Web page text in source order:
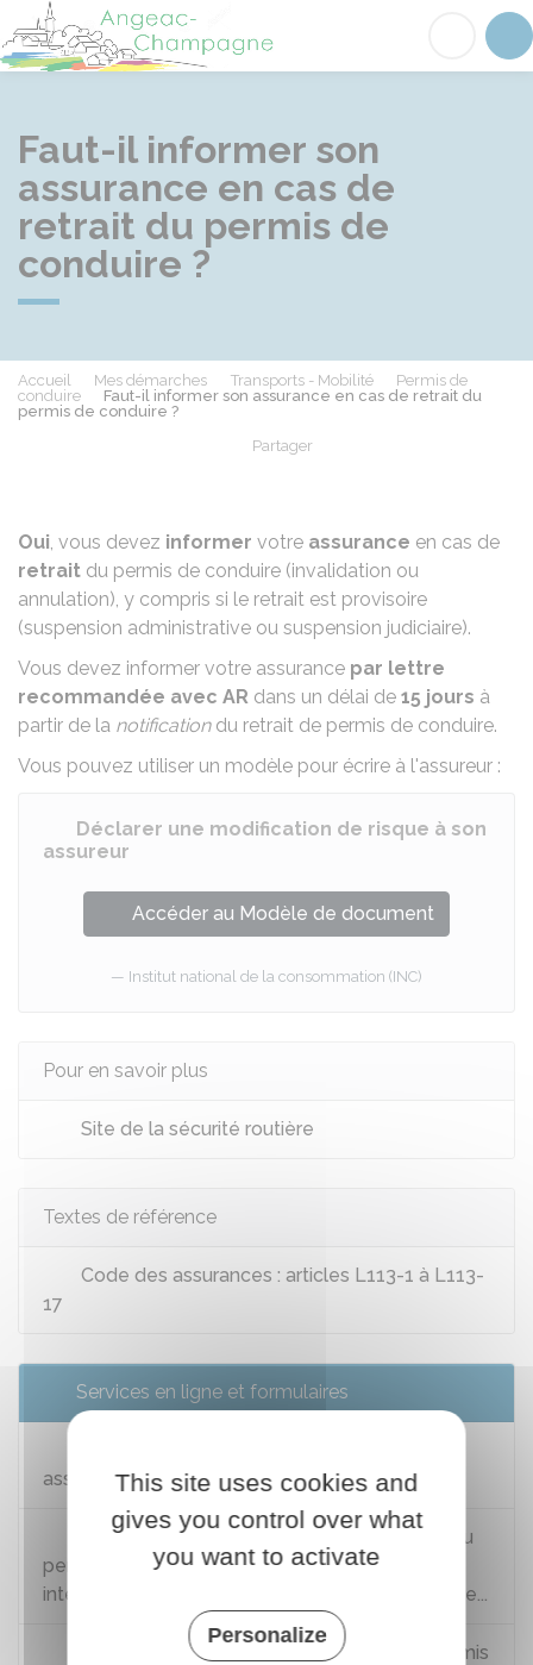
Angeac-Champagne
Faut-il informer son
assurance en cas de
retrait du permis de
conduire ?
Accueil Mes démarches Transports - Mobilité
Permis de
conduire
Faut-il informer son assurance en cas de retrait du
permis de conduire ?
Partager
Oui, vous devez informer votre assurance en cas de
retrait du permis de conduire (invalidation ou
annulation), y compris si le retrait est provisoire
(suspension administrative ou suspension judiciaire).
Vous devez informer votre assurance par lettre
recommandée avec AR dans un délai de 15 jours à
partir de la notificationdu retrait de permis de conduire.
Vous pouvez utiliser un modèle pour écrire à l'assureur :
Déclarer une modification de risque à son
assureur
Accéder au Modèle de document
Institut national de la consommation (INC)
Pour en savoir plus
Site de la sécurité routière
Textes de référence
Code des assurances : articles L113-1 à L113-
17
Services en ligne et formulaires
assureur
Consulter et télécharger les informations du
permis de conduire : solde de points, relevé
intégral, attestation de droit à conduire sécurisée...
Faire un recours en ligne concernant le permis
This site uses cookies and
gives you control over what
you want to activate
Personalize